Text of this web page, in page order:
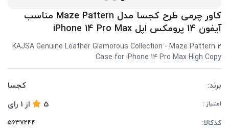
کاور چرمی طرح کجسا مدل Maze Pattern مناسب
آیفون 14 پرومکس اپل iPhone 14 Pro Max
KAJSA Genuine Leather Glamorous Collection - Maze Pattern 2
Case for iPhone 14 Pro Max High Copy
برند: کجسا
امتیاز : 5 از 1 رای
کدکالا: